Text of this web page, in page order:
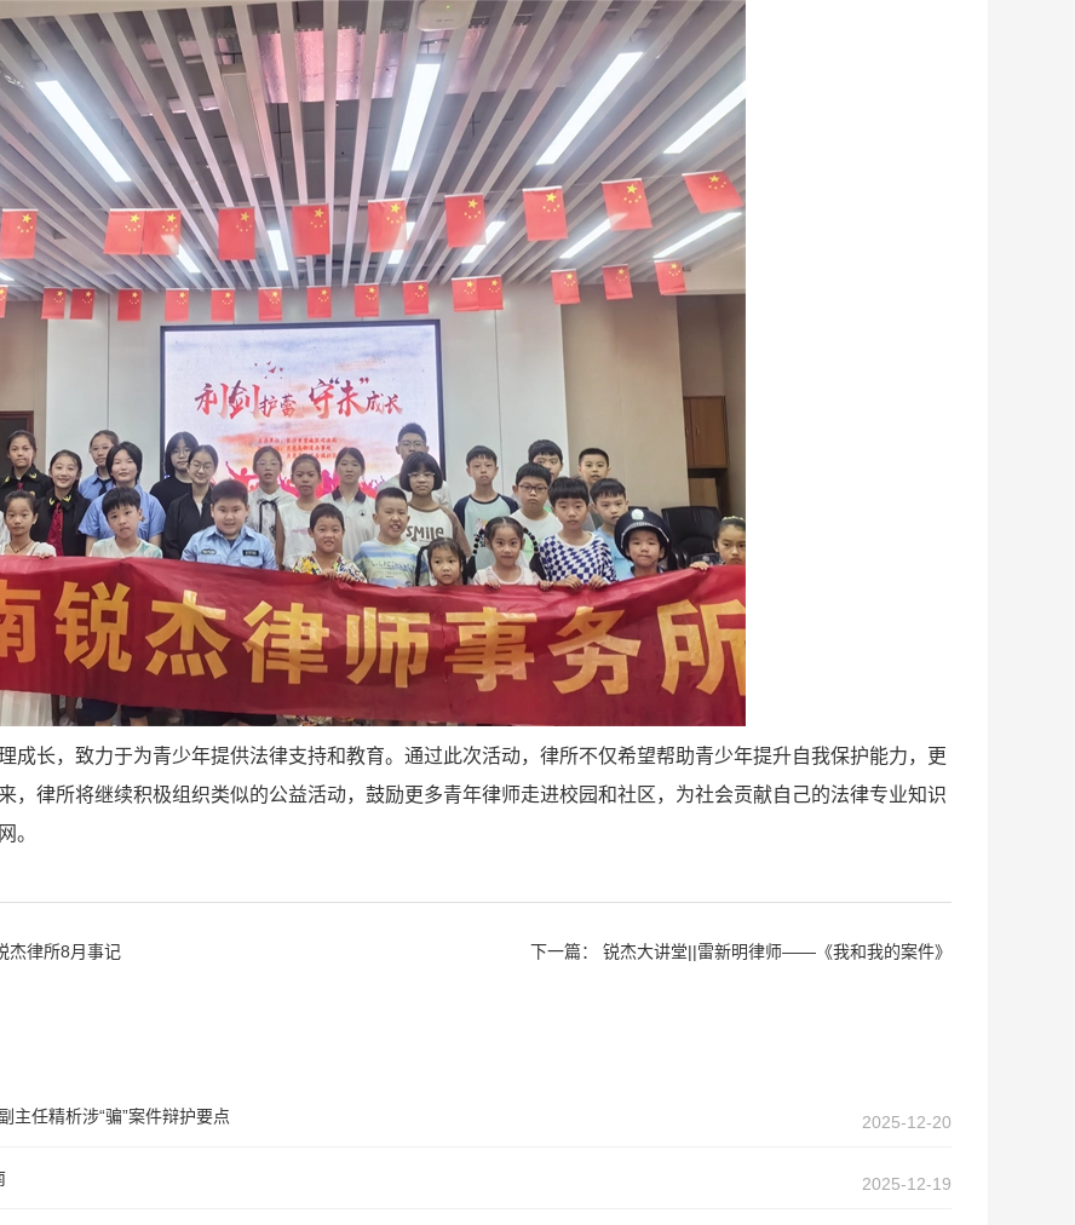
成长，致力于为青少年提供法律支持和教育。通过此次活动，律所不仅希望帮助青少年提升自我保护能力，更
，律所将继续积极组织类似的公益活动，鼓励更多青年律师走进校园和社区，为社会贡献自己的法律专业知识
。
杰律所8月事记 下一篇： 锐杰大讲堂||雷新明律师——《我和我的案件》
主任精析涉“骗”案件辩护要点 2025-12-20
2025-12-19